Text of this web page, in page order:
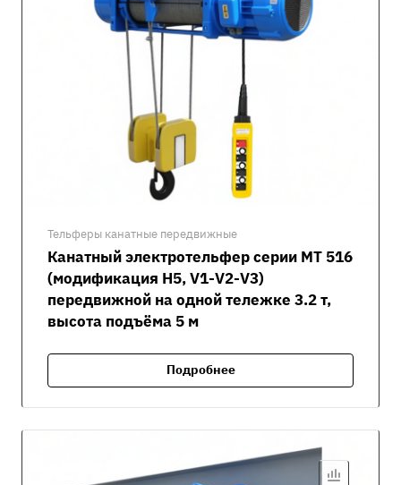
Тельферы канатные передвижные
Канатный электротельфер серии MT 516
(модификация H5, V1-V2-V3)
передвижной на одной тележке 3.2 т,
высота подъёма 5 м
Подробнее